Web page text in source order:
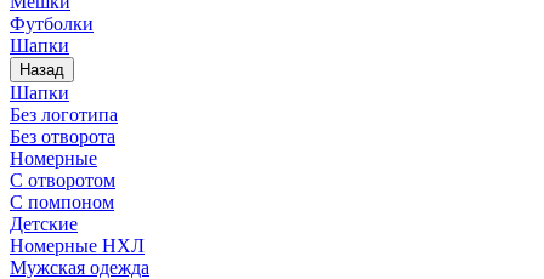
Футболки
Шапки
Назад
Шапки
Без логотипа
Без отворота
Номерные
С отворотом
С помпоном
Детские
Номерные НХЛ
Мужская одежда